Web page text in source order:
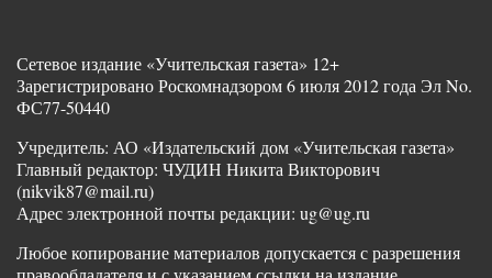
Сетевое издание «Учительская газета» 12+
Зарегистрировано Роскомнадзором 6 июля 2012 года Эл No.
ФС77-50440
Учредитель: АО «Издательский дом «Учительская газета»
Главный редактор: ЧУДИН Никита Викторович
(nikvik87@mail.ru)
Адрес электронной почты редакции: ug@ug.ru
Любое копирование материалов допускается с разрешения